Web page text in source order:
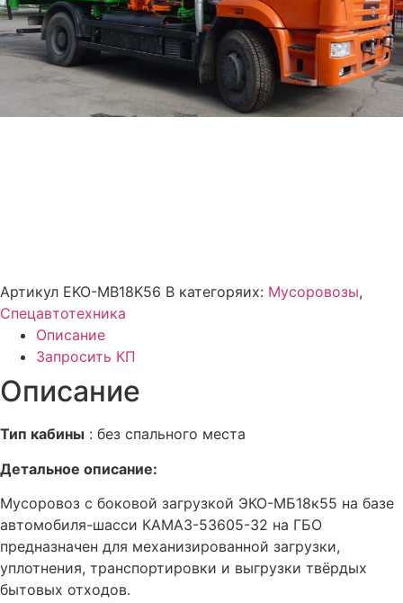
Артикул EKO-MB18K56 В категоряих: Мусоровозы,
Спецавтотехника
Описание
Запросить КП
Описание
Тип кабины : без спального места
Детальное описание:
Мусоровоз с боковой загрузкой ЭКО-МБ18к55 на базе
автомобиля-шасси КАМАЗ-53605-32 на ГБО
предназначен для механизированной загрузки,
уплотнения, транспортировки и выгрузки твёрдых
бытовых отходов.